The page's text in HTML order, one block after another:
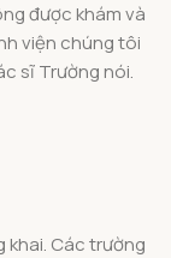
được khám và
viện chúng tôi
sĩ Trường nói.
khai. Các trường